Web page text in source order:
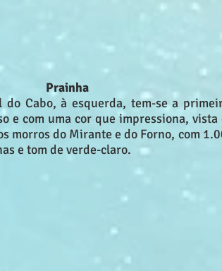
Prainha
Cabo, à esquerda, tem-se a
e com uma cor que impressiona,
morros do Mirante e do Forno, com
e tom de verde-claro.